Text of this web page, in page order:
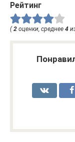
Рейтинг
( 2 оценки, среднее 4